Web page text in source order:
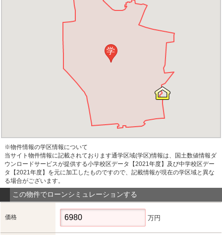
学
※物件情報の学区情報について
当サイト物件情報に記載されております通学区域(学区)情報は、国土数値情報ダ
ウンロードサービスが提供する小学校区データ【2021年度】及び中学校区デー
タ【2021年度】を元に加工したものですので、記載情報が現在の学区域と異な
る場合がございます。
この物件でローンシミュレーションする
価格 万円